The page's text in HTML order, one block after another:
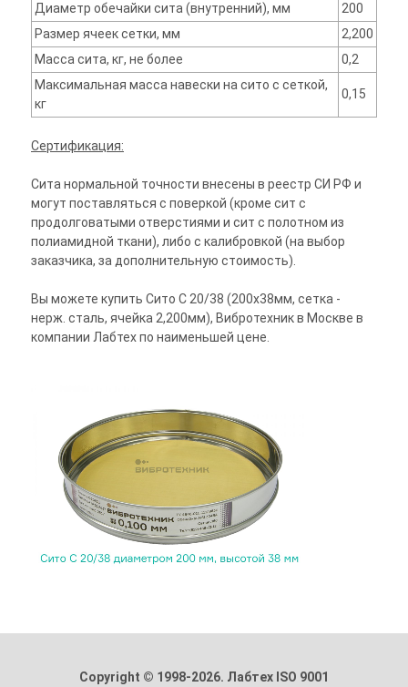
Диаметр обечайки сита (внутренний), мм
200
Размер ячеек сетки, мм
2,200
Масса сита, кг, не более
0,2
Максимальная масса навески на сито с сеткой,
кг
0,15
Сертификация:
Сита нормальной точности внесены в реестр СИ РФ и
могут поставляться с поверкой (кроме сит с
продолговатыми отверстиями и сит с полотном из
полиамидной ткани), либо с калибровкой (на выбор
заказчика, за дополнительную стоимость).
Вы можете купить Сито С 20/38 (200х38мм, сетка -
нерж. сталь, ячейка 2,200мм), Вибротехник в Москве в
компании Лабтех по наименьшей цене.
Copyright © 1998-2026. Лабтех ISO 9001